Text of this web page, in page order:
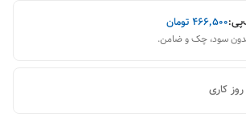
۴۶۶٬۵۰۰تومان
روز کاری